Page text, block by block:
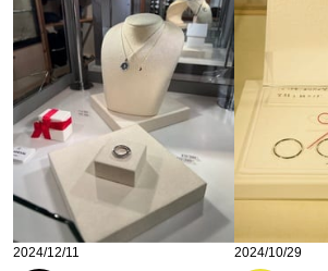
2024/12/11 2024/10/29